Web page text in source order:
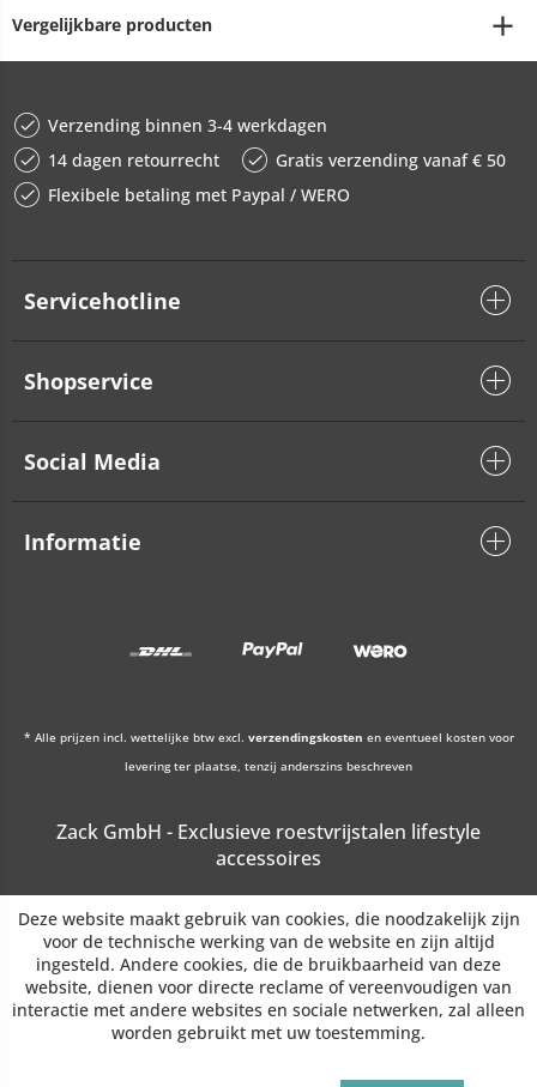
Vergelijkbare producten
Verzending binnen 3-4 werkdagen
14 dagen retourrecht
Gratis verzending vanaf € 50
Flexibele betaling met Paypal / WERO
Servicehotline
Shopservice
Social Media
Informatie
* Alle prijzen incl. wettelijke btw excl. verzendingskosten en eventueel kosten voor
levering ter plaatse, tenzij anderszins beschreven
Zack GmbH - Exclusieve roestvrijstalen lifestyle
accessoires
Deze website maakt gebruik van cookies, die noodzakelijk zijn
voor de technische werking van de website en zijn altijd
ingesteld. Andere cookies, die de bruikbaarheid van deze
website, dienen voor directe reclame of vereenvoudigen van
interactie met andere websites en sociale netwerken, zal alleen
worden gebruikt met uw toestemming.